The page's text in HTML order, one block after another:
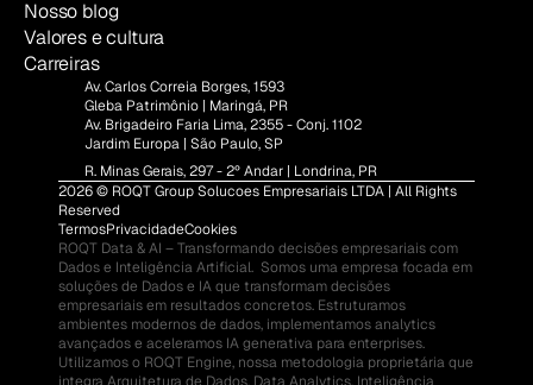
Nosso blog
Valores e cultura
Carreiras
Av. Carlos Correia Borges, 1593
Gleba Patrimônio | Maringá, PR
Av. Brigadeiro Faria Lima, 2355 - Conj. 1102
Jardim Europa | São Paulo, SP
R. Minas Gerais, 297 - 2º Andar | Londrina, PR
2026 © ROQT Group Solucoes Empresariais LTDA | All Rights
Reserved
TermosPrivacidadeCookies
ROQT Data & AI – Transformando decisões empresariais com
Dados e Inteligência Artificial.  Somos uma empresa focada em
soluções de Dados e IA que transformam decisões
empresariais em resultados concretos. Estruturamos
ambientes modernos de dados, implementamos analytics
avançados e aceleramos IA generativa para enterprises.
Utilizamos o ROQT Engine, nossa metodologia proprietária que